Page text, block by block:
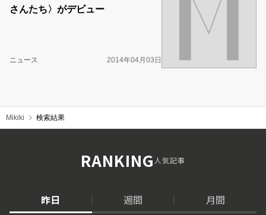
さんたち〉がデビュー
ニュース 2014年04月03日
Mikiki 検索結果
RANKING人気記事
昨日 週間 月間